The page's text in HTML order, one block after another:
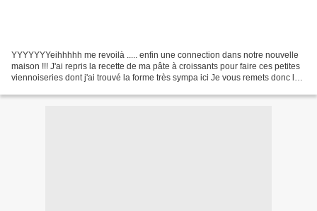
YYYYYYYeihhhhh me revoilà ..... enfin une connection dans notre nouvelle
maison !!! J'ai repris la recette de ma pâte à croissants pour faire ces petites
viennoiseries dont j'ai trouvé la forme très sympa ici Je vous remets donc les